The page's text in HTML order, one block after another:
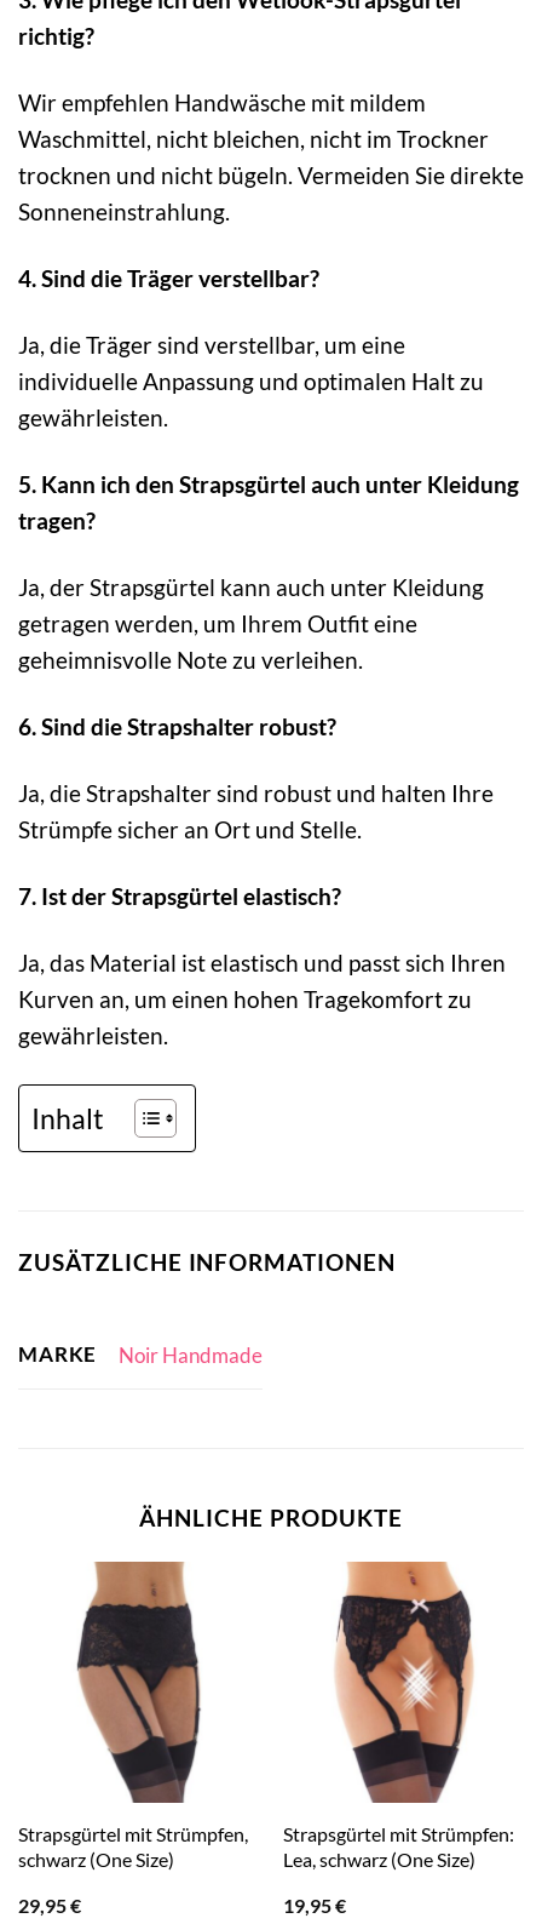
richtig?
Wir empfehlen Handwäsche mit mildem
Waschmittel, nicht bleichen, nicht im Trockner
trocknen und nicht bügeln. Vermeiden Sie direkte
Sonneneinstrahlung.
4. Sind die Träger verstellbar?
Ja, die Träger sind verstellbar, um eine
individuelle Anpassung und optimalen Halt zu
gewährleisten.
5. Kann ich den Strapsgürtel auch unter Kleidung
tragen?
Ja, der Strapsgürtel kann auch unter Kleidung
getragen werden, um Ihrem Outfit eine
geheimnisvolle Note zu verleihen.
6. Sind die Strapshalter robust?
Ja, die Strapshalter sind robust und halten Ihre
Strümpfe sicher an Ort und Stelle.
7. Ist der Strapsgürtel elastisch?
Ja, das Material ist elastisch und passt sich Ihren
Kurven an, um einen hohen Tragekomfort zu
gewährleisten.
Inhalt
ZUSÄTZLICHE INFORMATIONEN
MARKE Noir Handmade
ÄHNLICHE PRODUKTE
Strapsgürtel mit Strümpfen,
schwarz (One Size)
29,95€
Strapsgürtel mit Strümpfen:
Lea, schwarz (One Size)
19,95€